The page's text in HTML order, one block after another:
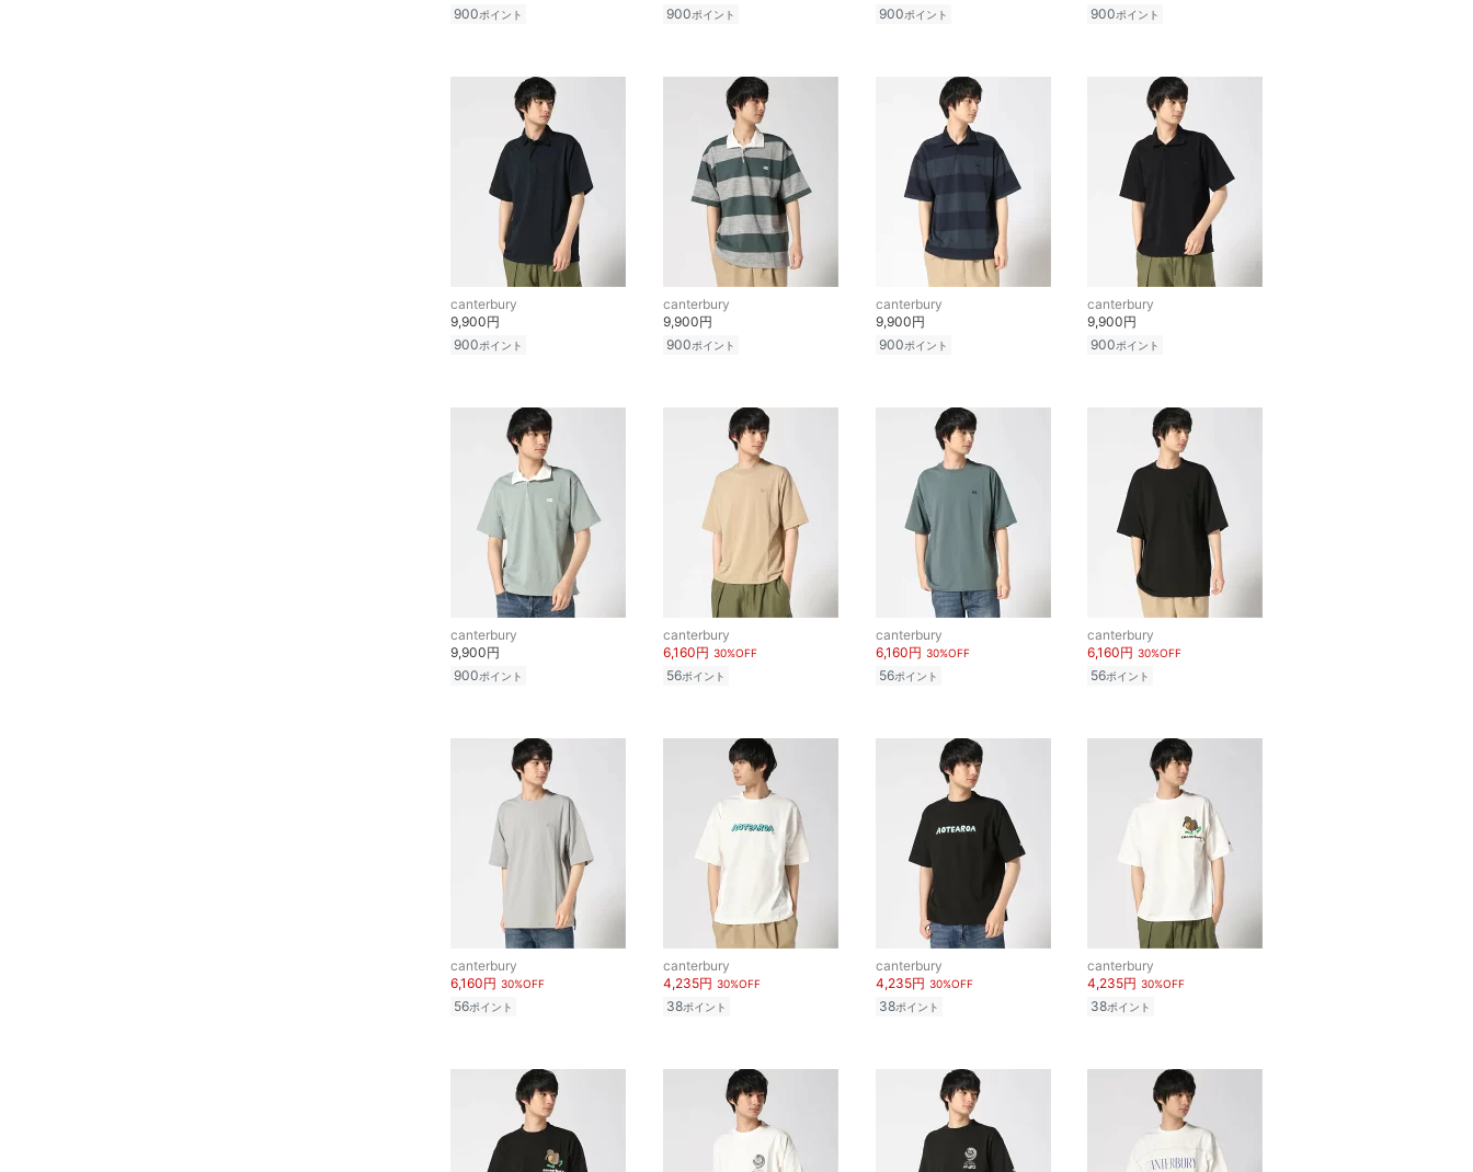
900ポイント
900ポイント
900ポイント
900ポイント
canterbury
9,900円
900ポイント
canterbury
9,900円
900ポイント
canterbury
9,900円
900ポイント
canterbury
9,900円
900ポイント
canterbury
9,900円
900ポイント
canterbury
6,160円 30%OFF
56ポイント
canterbury
6,160円 30%OFF
56ポイント
canterbury
6,160円 30%OFF
56ポイント
canterbury
6,160円 30%OFF
56ポイント
canterbury
4,235円 30%OFF
38ポイント
canterbury
4,235円 30%OFF
38ポイント
canterbury
4,235円 30%OFF
38ポイント